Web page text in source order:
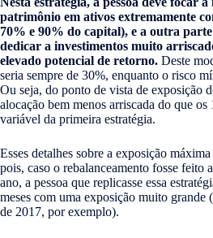
patrimônio em ativos extremamente
70% e 90% do capital), e a outra
dedicar a investimentos muito
elevado potencial de retorno. Deste
seria sempre de 30%, enquanto o risco
Ou seja, do ponto de vista de exposição
alocação bem menos arriscada do que os
variável da primeira estratégia.
Esses detalhes sobre a exposição
pois, caso o rebalanceamento fosse feito
ano, a pessoa que replicasse essa
meses com uma exposição muito grande
de 2017, por exemplo).